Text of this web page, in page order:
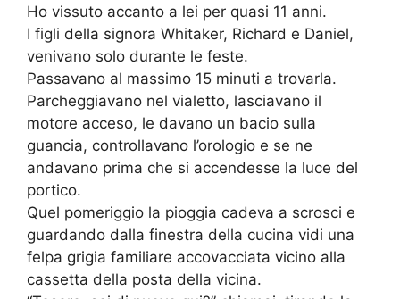
Ho vissuto accanto a lei per quasi 11 anni.
I figli della signora Whitaker, Richard e Daniel,
venivano solo durante le feste.
Passavano al massimo 15 minuti a trovarla.
Parcheggiavano nel vialetto, lasciavano il
motore acceso, le davano un bacio sulla
guancia, controllavano l’orologio e se ne
andavano prima che si accendesse la luce del
portico.
Quel pomeriggio la pioggia cadeva a scrosci e
guardando dalla finestra della cucina vidi una
felpa grigia familiare accovacciata vicino alla
cassetta della posta della vicina.